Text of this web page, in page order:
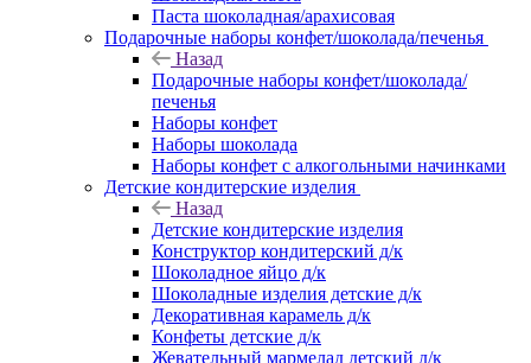
Паста шоколадная/арахисовая
Подарочные наборы конфет/шоколада/печенья
Назад
Подарочные наборы конфет/шоколада/
печенья
Наборы конфет
Наборы шоколада
Наборы конфет с алкогольными начинками
Детские кондитерские изделия
Назад
Детские кондитерские изделия
Конструктор кондитерский д/к
Шоколадное яйцо д/к
Шоколадные изделия детские д/к
Декоративная карамель д/к
Конфеты детские д/к
Жевательный мармелад детский д/к